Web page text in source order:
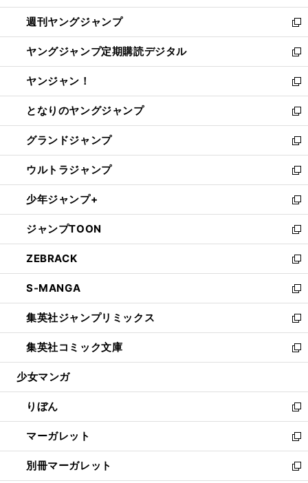
開
く
ウ
で
開
く
ン
ド
ウ
で
開
く
ウ
ィ
ン
ド
ウ
で
開
く
週刊ヤングジャンプ
新
し
い
ウ
ィ
ン
ド
ウ
で
開
く
ヤングジャンプ定期購読デジタル
新
し
い
ウ
ィ
ン
ド
ウ
で
開
く
ヤンジャン！
新
し
い
ウ
ィ
ン
ド
ウ
で
開
く
となりのヤングジャンプ
新
し
い
ウ
ィ
ン
ド
ウ
で
開
く
グランドジャンプ
新
し
い
ウ
ィ
ン
ド
ウ
で
開
く
ウルトラジャンプ
新
し
い
ウ
ィ
ン
ド
ウ
で
開
く
少年ジャンプ+
新
し
い
ウ
ィ
ン
ド
ウ
で
開
く
ジャンプTOON
新
し
い
ウ
ィ
ン
ド
ウ
で
開
ZEBRACK
新
し
い
ウ
ィ
ン
ド
ウ
開
く
S-MANGA
新
し
い
ウ
ィ
ン
ウ
で
開
く
集英社ジャンプリミックス
新
し
い
ウ
ン
ド
ウ
で
開
く
集英社コミック文庫
新
し
ウ
ィ
ン
ド
ウ
で
開
少女マンガ
りぼん
新
し
い
ウ
ィ
マーガレット
新
し
い
別冊マーガレット
新